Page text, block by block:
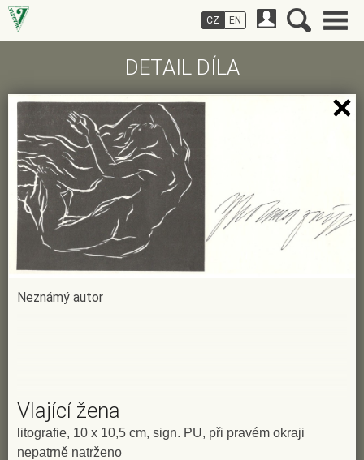
DETAIL DÍLA
Neznámý autor
Vlající žena
litografie, 10 x 10,5 cm, sign. PU, při pravém okraji
nepatrně natrženo
CZ EN